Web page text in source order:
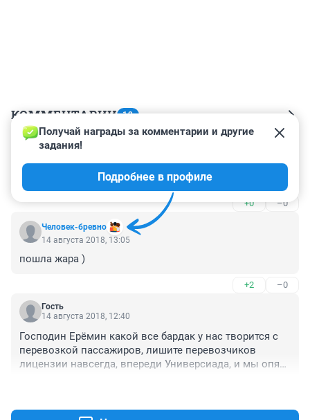
КОММЕНТАРИИ 12
Гость
Это дорога легковушки дерутся чем автобусы хуже.
+0 –0
Человек-бревно
Получай награды за комментарии и другие
задания!
Подробнее в профиле
14 августа 2018, 13:05
пошла жара )
+2 –0
Гость
14 августа 2018, 12:40
Господин Ерёмин какой все бардак у нас творится с
перевозкой пассажиров, лишите перевозчиков
лицензии навсегда, впереди Универсиада, и мы опять